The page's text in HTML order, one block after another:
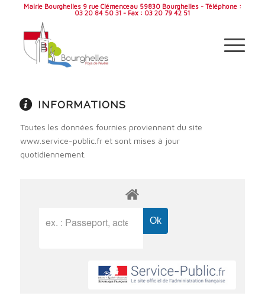
Mairie Bourghelles 9 rue Clémenceau 59830 Bourghelles - Téléphone :
03 20 84 50 31 - Fax : 03 20 79 42 51
INFORMATIONS
Toutes les données fournies proviennent du site
www.service-public.fr et sont mises à jour
quotidiennement.